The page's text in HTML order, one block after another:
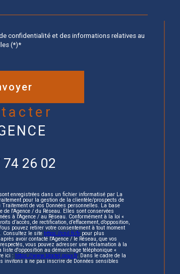
confidentialité et des informations relatives au
(*)*
74 26 02
enregistrées dans un fichier informatisé par La
pour la gestion de la clientèle/prospects de
de vos Données personnelles. La base
l'Agence / du Réseau. Elles sont conservées
à l'Agence / au Réseau. Conformément à la loi «
d’accès, de rectification, d’effacement, d’opposition,
pouvez retirer votre consentement à tout moment
Consultez le site https://cnil.fr/fr pour plus
avoir contacté l'Agence / le Réseau, que vos
vous pouvez adresser une réclamation à la
liste d'opposition au démarchage téléphonique «
ici : https://www.bloctel.gouv.fr. Dans le cadre de la
invitons à ne pas inscrire de Données sensibles